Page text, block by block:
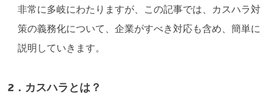
非常に多岐にわたりますが、この記事では、カスハラ対
策の義務化について、企業がすべき対応も含め、簡単に
説明していきます。
2．カスハラとは？